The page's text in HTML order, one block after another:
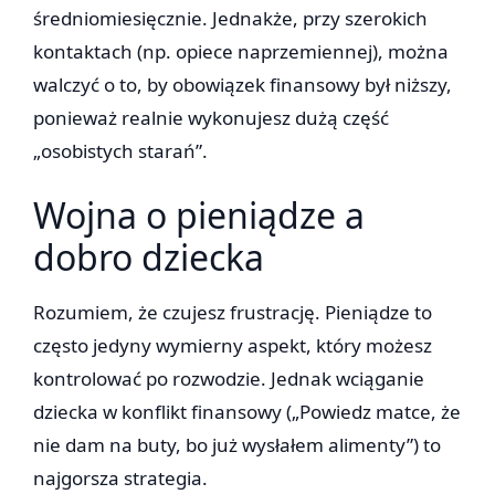
średniomiesięcznie. Jednakże, przy szerokich
kontaktach (np. opiece naprzemiennej), można
walczyć o to, by obowiązek finansowy był niższy,
ponieważ realnie wykonujesz dużą część
„osobistych starań”.
Wojna o pieniądze a
dobro dziecka
Rozumiem, że czujesz frustrację. Pieniądze to
często jedyny wymierny aspekt, który możesz
kontrolować po rozwodzie. Jednak wciąganie
dziecka w konflikt finansowy („Powiedz matce, że
nie dam na buty, bo już wysłałem alimenty”) to
najgorsza strategia.